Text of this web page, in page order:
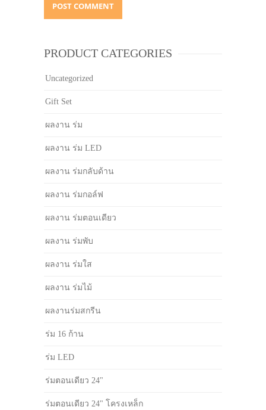
PRODUCT CATEGORIES
Uncategorized
Gift Set
ผลงาน ร่ม
ผลงาน ร่ม LED
ผลงาน ร่มกลับด้าน
ผลงาน ร่มกอล์ฟ
ผลงาน ร่มตอนเดียว
ผลงาน ร่มพับ
ผลงาน ร่มใส
ผลงาน ร่มไม้
ผลงานร่มสกรีน
ร่ม 16 ก้าน
ร่ม LED
ร่มตอนเดียว 24"
ร่มตอนเดียว 24" โครงเหล็ก